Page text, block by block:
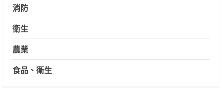
消防
衛生
農業
食品、衛生